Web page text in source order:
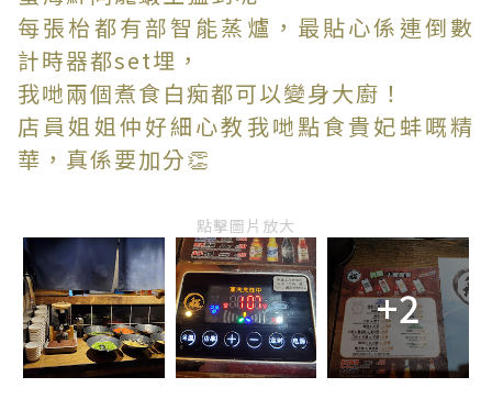
每張枱都有部智能蒸爐，最貼心係連倒數
計時器都set埋，
我哋兩個煮食白痴都可以變身大廚！
店員姐姐仲好細心教我哋點食貴妃蚌嘅精
華，真係要加分👏
點擊圖片放大
+2